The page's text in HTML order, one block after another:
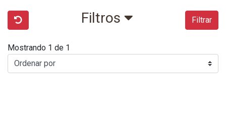
Filtros Filtrar
Mostrando 1 de 1